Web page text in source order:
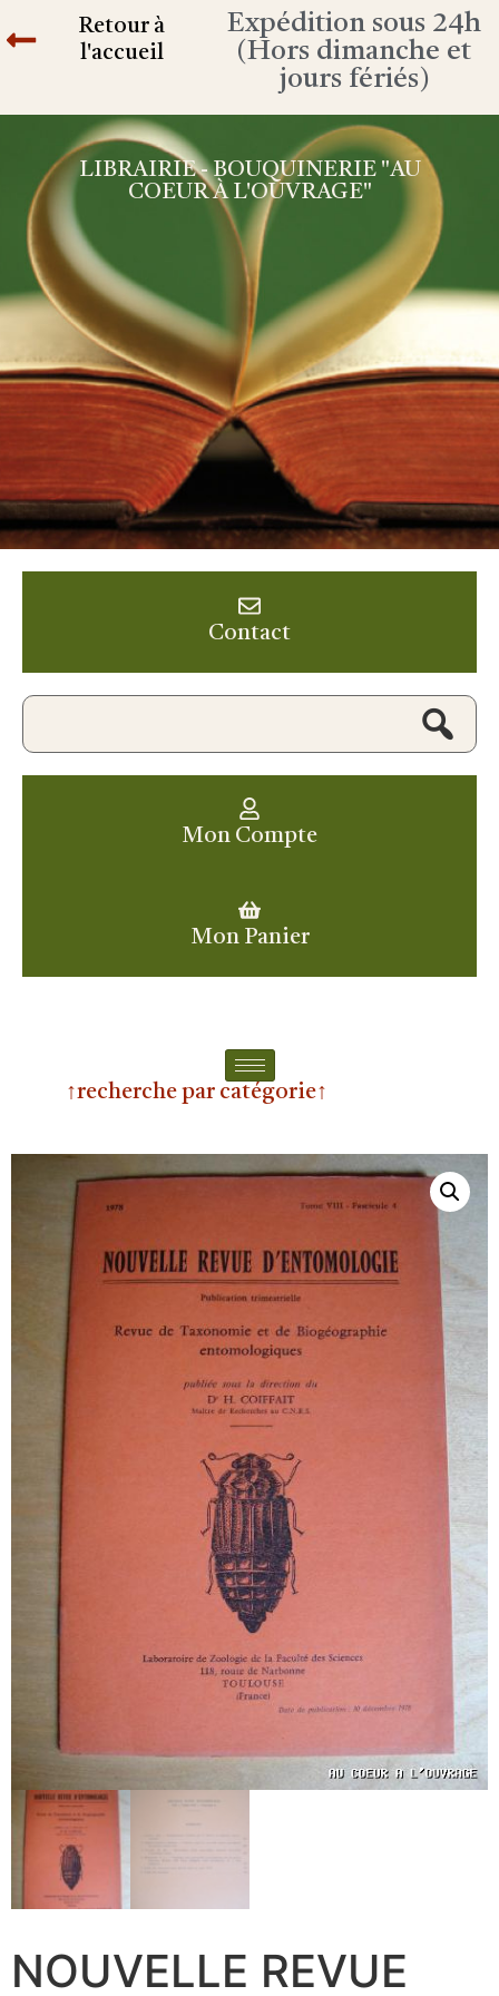
Retour à
l'accueil
Expédition sous 24h
(Hors dimanche et
jours fériés)
LIBRAIRIE - BOUQUINERIE "AU
COEUR À L'OUVRAGE"
Contact
Mon Compte
Mon Panier
↑recherche par catégorie↑
NOUVELLE REVUE